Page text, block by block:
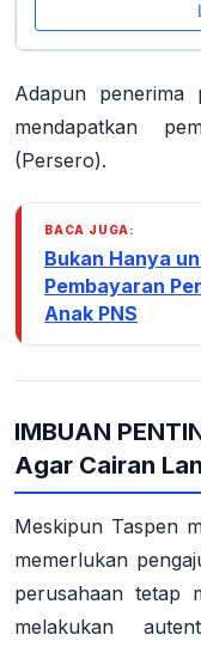
Adapun
mendapatkan
(Persero).
BACA JUGA:
Bukan Hanya
Pembayaran
Anak PNS
IMBUAN
Agar Cairan
Meskipun Taspen
memerlukan
perusahaan tetap
melakukan